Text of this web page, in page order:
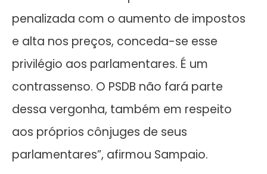
penalizada com o aumento de impostos
e alta nos preços, conceda-se esse
privilégio aos parlamentares. É um
contrassenso. O PSDB não fará parte
dessa vergonha, também em respeito
aos próprios cônjuges de seus
parlamentares”, afirmou Sampaio.